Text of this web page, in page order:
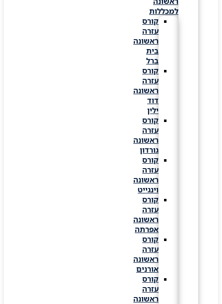
למכללות
קורס
עזרה
ראשונה
קורס
עזרה
ראשונה
קורס
עזרה
ראשונה
גורדון
קורס
עזרה
ראשונה
וינגייט
קורס
עזרה
ראשונה
אפרתה
קורס
עזרה
ראשונה
אורנים
קורס
עזרה
ראשונה